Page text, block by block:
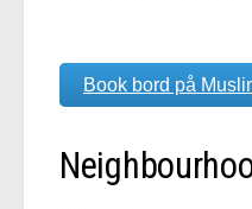
Book bord på